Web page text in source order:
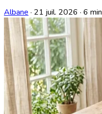
Albane · 21 juil. 2026 · 6 min